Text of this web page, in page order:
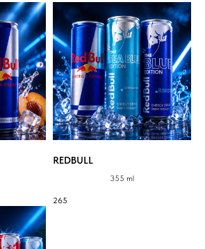
REDBULL
355 ml
265